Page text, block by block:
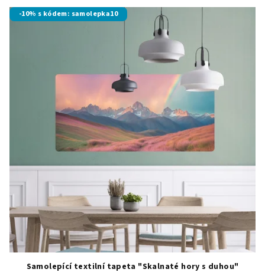
-10% s kódem: samolepka10
Samolepící textilní tapeta "Skalnaté hory s duhou"